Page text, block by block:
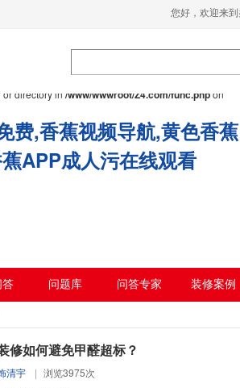
/www/wwwroot/Z4.com/func.phpon
bjbkws.com/cache/85/effe0/dda95.html): failed
directory in /www/wwwroot/Z4.com/func.phpon
费,香蕉视频导航,黄色香蕉
APP成人污在线观看
您好，欢迎来
答 问题库 问答专家 装修案例
修如何避免甲醛超标？
清宇
| 浏览3975次